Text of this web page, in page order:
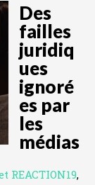
Des
failles
juridiq
ues
ignoré
es par
les
médias
REACTION19,